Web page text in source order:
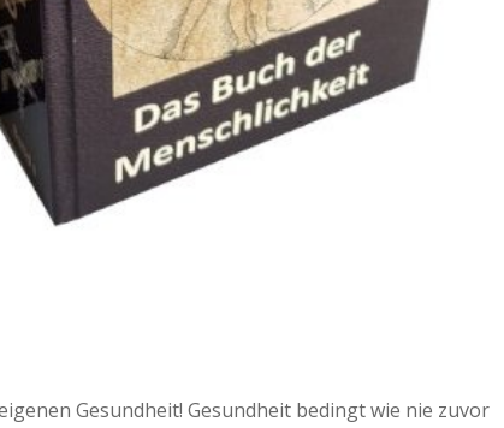
Gesundheit! Gesundheit bedingt wie nie zuvor